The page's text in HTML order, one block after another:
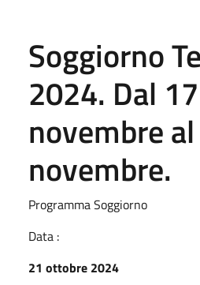
Soggiorno
2024. Dal 17
novembre
novembre.
Programma Soggiorno
Data :
21 ottobre 2024